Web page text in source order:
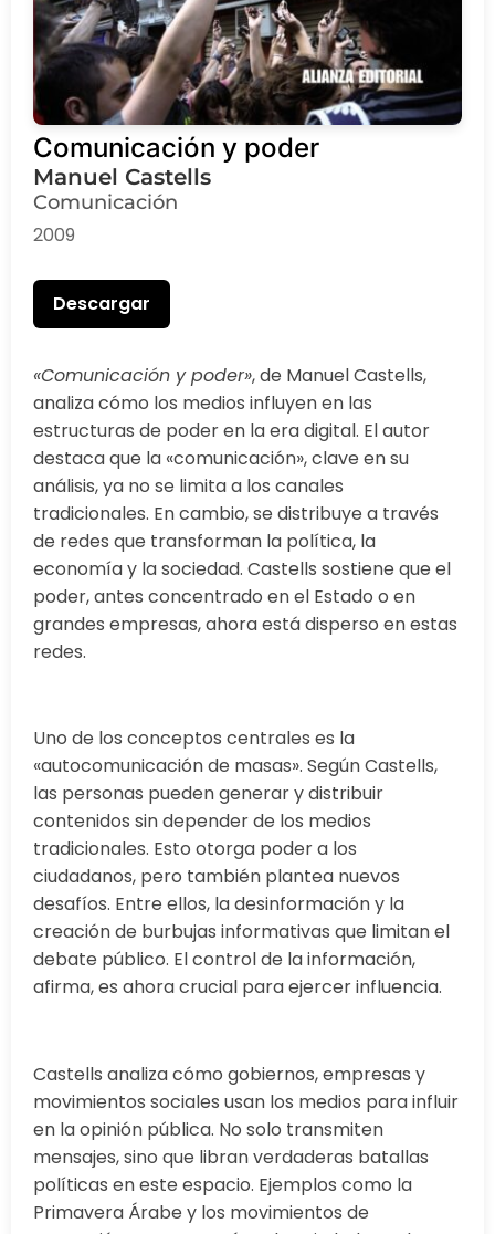
Comunicación y poder
Manuel Castells
Comunicación
2009
Descargar
«Comunicación y poder», de Manuel Castells,
analiza cómo los medios influyen en las
estructuras de poder en la era digital. El autor
destaca que la «comunicación», clave en su
análisis, ya no se limita a los canales
tradicionales. En cambio, se distribuye a través
de redes que transforman la política, la
economía y la sociedad. Castells sostiene que el
poder, antes concentrado en el Estado o en
grandes empresas, ahora está disperso en estas
redes.
Uno de los conceptos centrales es la
«autocomunicación de masas». Según Castells,
las personas pueden generar y distribuir
contenidos sin depender de los medios
tradicionales. Esto otorga poder a los
ciudadanos, pero también plantea nuevos
desafíos. Entre ellos, la desinformación y la
creación de burbujas informativas que limitan el
debate público. El control de la información,
afirma, es ahora crucial para ejercer influencia.
Castells analiza cómo gobiernos, empresas y
movimientos sociales usan los medios para influir
en la opinión pública. No solo transmiten
mensajes, sino que libran verdaderas batallas
políticas en este espacio. Ejemplos como la
Primavera Árabe y los movimientos de